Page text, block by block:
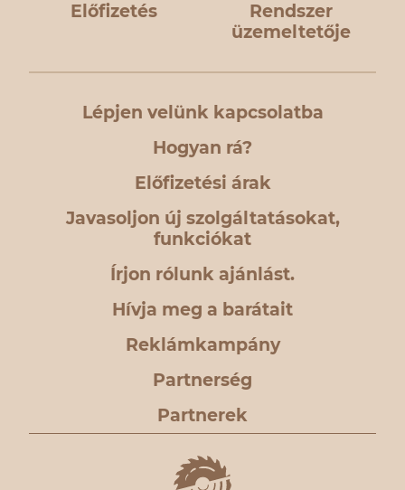
Előfizetés
Rendszer
üzemeltetője
Lépjen velünk kapcsolatba
Hogyan rá?
Előfizetési árak
Javasoljon új szolgáltatásokat,
funkciókat
Írjon rólunk ajánlást.
Hívja meg a barátait
Reklámkampány
Partnerség
Partnerek